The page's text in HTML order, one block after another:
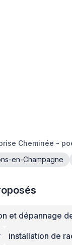
Cheminée -
en-Champagne
et dépannage
installation de